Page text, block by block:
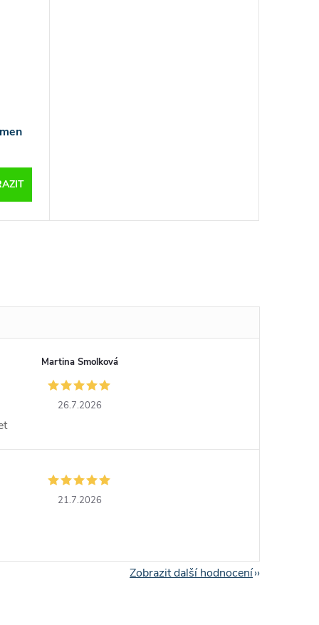
Martina Smolková
26.7.2026
21.7.2026
Zobrazit další hodnocení